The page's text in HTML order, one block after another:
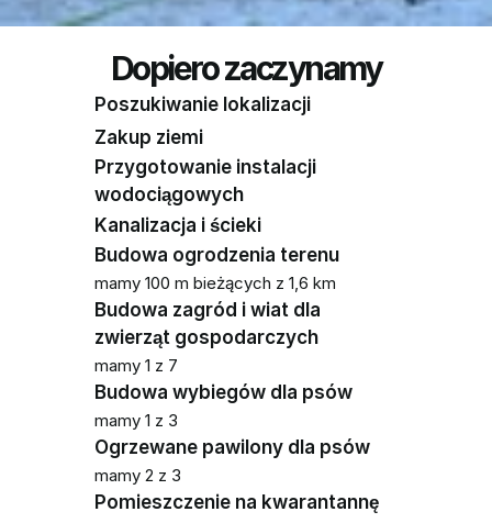
Dopiero zaczynamy
Poszukiwanie lokalizacji
Zakup ziemi
Przygotowanie instalacji
wodociągowych
Kanalizacja i ścieki
Budowa ogrodzenia terenu
mamy 100 m bieżących z 1,6 km
Budowa zagród i wiat dla
zwierząt gospodarczych
mamy 1 z 7
Budowa wybiegów dla psów
mamy 1 z 3
Ogrzewane pawilony dla psów
mamy 2 z 3
Pomieszczenie na kwarantannę